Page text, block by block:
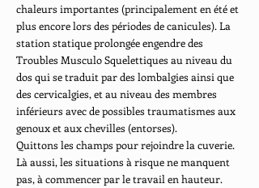
chaleurs importantes (principalement en été et
plus encore lors des périodes de canicules). La
station statique prolongée engendre des
Troubles Musculo Squelettiques au niveau du
dos qui se traduit par des lombalgies ainsi que
des cervicalgies, et au niveau des membres
inférieurs avec de possibles traumatismes aux
genoux et aux chevilles (entorses).
Quittons les champs pour rejoindre la cuverie.
Là aussi, les situations à risque ne manquent
pas, à commencer par le travail en hauteur.